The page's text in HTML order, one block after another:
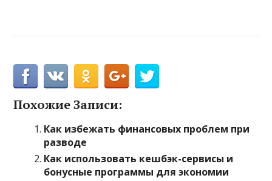
Похожие Записи:
Как избежать финансовых проблем при
разводе
Как использовать кешбэк-сервисы и
бонусные программы для экономии